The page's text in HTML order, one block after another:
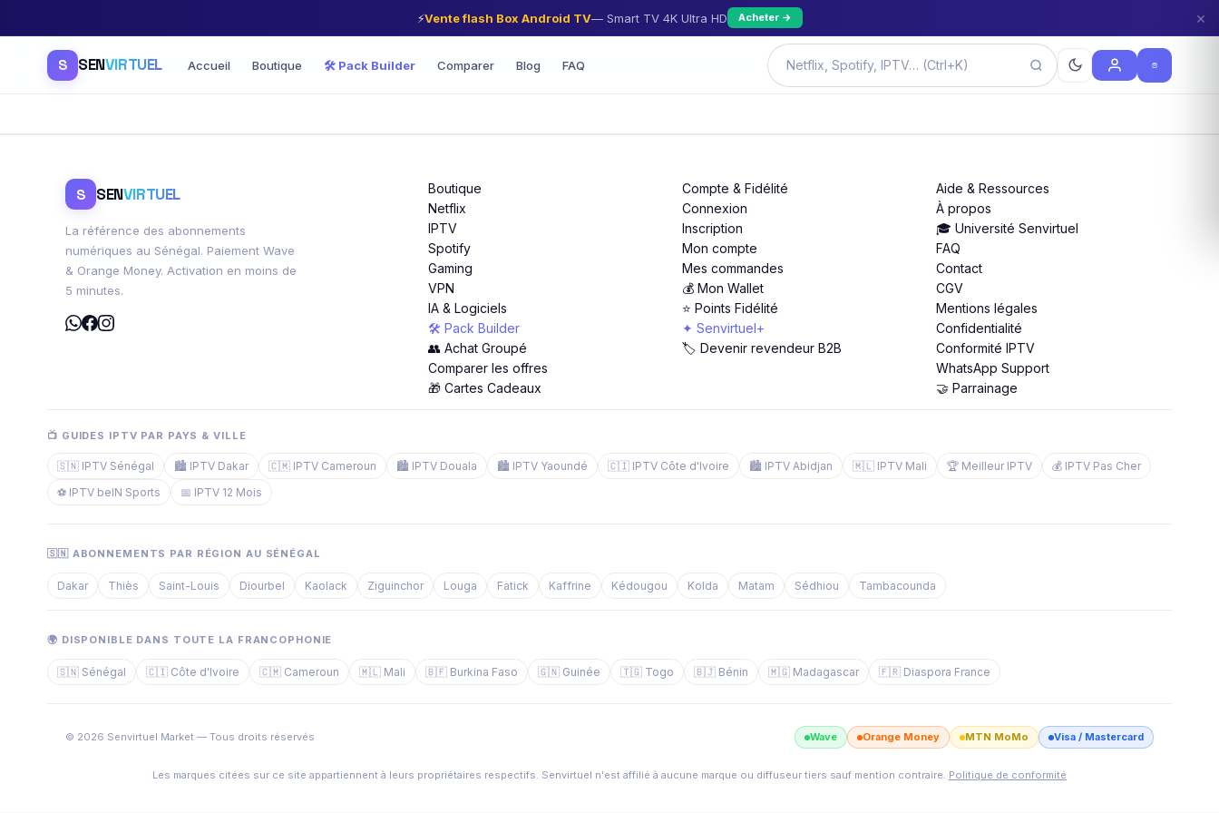
⚡Vente flash Box Android TV— Smart TV 4K Ultra HD Acheter → ×
S SENVIRTUEL Accueil Boutique 🛠️ Pack Builder Comparer Blog FAQ
S SENVIRTUEL
La référence des abonnements
numériques au Sénégal. Paiement Wave
& Orange Money. Activation en moins de
5 minutes.
Boutique
Netflix
IPTV
Spotify
Gaming
VPN
IA & Logiciels
🛠️ Pack Builder
👥 Achat Groupé
Comparer les offres
🎁 Cartes Cadeaux
Compte & Fidélité
Connexion
Inscription
Mon compte
Mes commandes
💰 Mon Wallet
⭐ Points Fidélité
✦ Senvirtuel+
🏷️ Devenir revendeur B2B
Aide & Ressources
À propos
🎓 Université Senvirtuel
FAQ
Contact
CGV
Mentions légales
Confidentialité
Conformité IPTV
WhatsApp Support
🤝 Parrainage
📺 GUIDES IPTV PAR PAYS & VILLE
🇸🇳 IPTV Sénégal 🏙️ IPTV Dakar 🇨🇲 IPTV Cameroun 🏙️ IPTV Douala 🏙️ IPTV Yaoundé 🇨🇮 IPTV Côte d'Ivoire 🏙️ IPTV Abidjan 🇲🇱 IPTV Mali 🏆 Meilleur IPTV
💰 IPTV Pas Cher
⚽ IPTV beIN Sports
📅 IPTV 12 Mois
🇸🇳 ABONNEMENTS PAR RÉGION AU SÉNÉGAL
Dakar Thiès Saint-Louis Diourbel Kaolack Ziguinchor Louga Fatick Kaffrine Kédougou Kolda Matam Sédhiou Tambacounda
🌍 DISPONIBLE DANS TOUTE LA FRANCOPHONIE
🇸🇳 Sénégal 🇨🇮 Côte d'Ivoire 🇨🇲 Cameroun 🇲🇱 Mali 🇧🇫 Burkina Faso 🇬🇳 Guinée 🇹🇬 Togo 🇧🇯 Bénin 🇲🇬 Madagascar 🇫🇷 Diaspora France
© 2026 Senvirtuel Market — Tous droits réservés Wave Orange Money MTN MoMo Visa / Mastercard
Les marques citées sur ce site appartiennent à leurs propriétaires respectifs. Senvirtuel n'est affilié à aucune marque ou diffuseur tiers sauf mention contraire. Politique de conformité